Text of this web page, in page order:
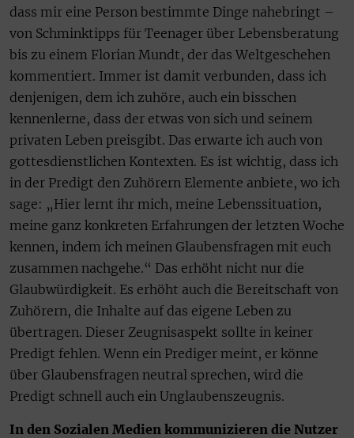
dass mir eine Person bestimmte Dinge nahebringt –
von Schminktipps für Teenager über Lebensberatung
bis zu einem Florian Mundt, der das Weltgeschehen
kommentiert. Immer ist damit verbunden, dass ich
denjenigen, dem ich zuhöre, auch ein bisschen
kennenlerne, dass der etwas von sich und seinem
privaten Leben preisgibt. Das erwarte ich auch von
gottesdienstlichen Kontexten. Es ist wichtig, dass ich
in der Predigt den Zuhörern Elemente anbiete, wo ich
sage: „Hier lernt ihr mich, meine Lebenssituation,
meine ganz konkreten Erfahrungen der letzten Woche
kennen, indem ich meinen Glaubensfragen mit euch
zusammen nachgehe.“ Das erhöht nicht nur die
Glaubwürdigkeit. Es erhöht auch die Bereitschaft von
Zuhörern, die Inhalte auf das eigene Leben zu
übertragen. Dieser Zeugnisaspekt sollte in keiner
Predigt fehlen. Wenn ein Prediger meint, er könne
über Glaubensfragen neutral sprechen, wird die
Predigt schnell auch ein Unglaubenszeugnis.
In den Sozialen Medien kommunizieren die Nutzer